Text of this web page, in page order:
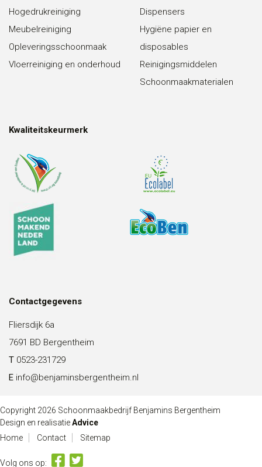
Hogedrukreiniging
Meubelreiniging
Opleveringsschoonmaak
Vloerreiniging en onderhoud
Dispensers
Hygiëne papier en
disposables
Reinigingsmiddelen
Schoonmaakmaterialen
Kwaliteitskeurmerk
Contactgegevens
Fliersdijk 6a
7691 BD Bergentheim
T 0523-231729
E info@benjaminsbergentheim.nl
Copyright 2026 Schoonmaakbedrijf Benjamins Bergentheim
Design en realisatieAdvice
Home
Contact Sitemap
Volg ons op: